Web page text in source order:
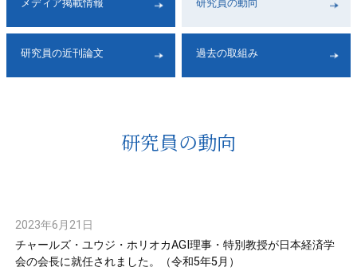
メディア掲載情報 研究員の動向
研究員の近刊論文 過去の取組み
研究員の動向
2023年6月21日
チャールズ・ユウジ・ホリオカAGI理事・特別教授が日本経済学
会の会長に就任されました。（令和5年5月）